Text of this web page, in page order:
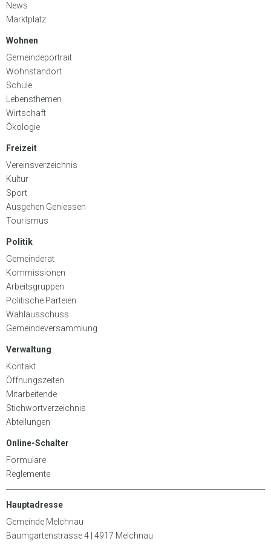
News
Marktplatz
Wohnen
Gemeindeportrait
Wohnstandort
Schule
Lebensthemen
Wirtschaft
Ökologie
Freizeit
Vereinsverzeichnis
Kultur
Sport
Ausgehen Geniessen
Tourismus
Politik
Gemeinderat
Kommissionen
Arbeitsgruppen
Politische Parteien
Wahlausschuss
Gemeindeversammlung
Verwaltung
Kontakt
Öffnungszeiten
Mitarbeitende
Stichwortverzeichnis
Abteilungen
Online-Schalter
Formulare
Reglemente
Hauptadresse
Gemeinde Melchnau
Baumgartenstrasse 4 | 4917 Melchnau